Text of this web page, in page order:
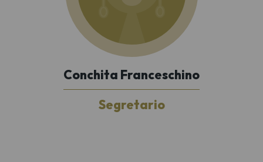
Conchita Franceschino
Segretario